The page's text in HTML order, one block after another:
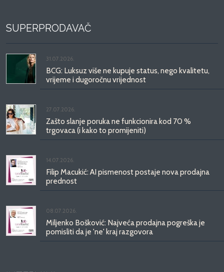
SUPERPRODAVAČ
31.07.2026.
BCG: Luksuz više ne kupuje status, nego kvalitetu,
vrijeme i dugoročnu vrijednost
27.07.2026.
Zašto slanje poruka ne funkcionira kod 70 %
trgovaca (i kako to promijeniti)
14.07.2026.
Filip Macukić: AI pismenost postaje nova prodajna
prednost
08.07.2026.
Miljenko Bošković: Najveća prodajna pogreška je
pomisliti da je 'ne' kraj razgovora